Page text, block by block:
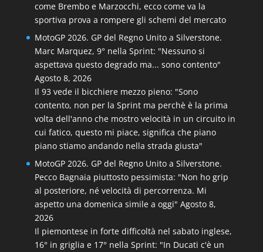
come Brembo e Marzocchi, ecco come va la
sportiva prova a rompere gli schemi del mercato
MotoGP 2026. GP del Regno Unito a Silverstone.
Marc Marquez, 9° nella Sprint: "Nessuno si
aspettava questo degrado ma... sono contento"
Agosto 8, 2026
Il 93 vede il bicchiere mezzo pieno: "Sono
contento, non per la Sprint ma perchè è la prima
volta dell'anno che mostro velocità in un circuito in
cui fatico, questo mi piace, significa che piano
piano stiamo andando nella strada giusta"
MotoGP 2026. GP del Regno Unito a Silverstone.
Pecco Bagnaia piuttosto pessimista: "Non ho grip
al posteriore, né velocità di percorrenza. Mi
aspetto una domenica simile a oggi" Agosto 8,
2026
Il piemontese in forte difficoltà nel sabato inglese,
16° in griglia e 17° nella Sprint: "In Ducati c'è un